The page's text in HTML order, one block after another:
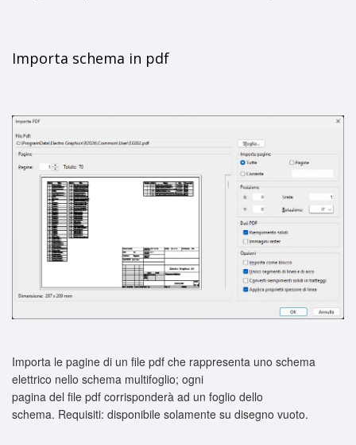
Importa schema in pdf
Importa le pagine di un file pdf che rappresenta uno schema
elettrico nello schema multifoglio; ogni
pagina del file pdf corrisponderà ad un foglio dello
schema. Requisiti: disponibile solamente su disegno vuoto.